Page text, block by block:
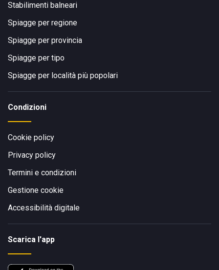
Stabilimenti balneari
Spiagge per regione
Spiagge per provincia
Spiagge per tipo
Spiagge per località più popolari
Condizioni
Cookie policy
Privacy policy
Termini e condizioni
Gestione cookie
Accessibilità digitale
Scarica l'app